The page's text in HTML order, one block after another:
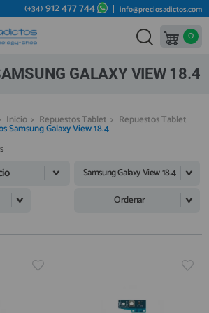
DISPOSITIVOS
(+34) 912 477 744 info@preciosadictos.com
0
GALAXY VIEW 18.4
Inicio > Repuestos Tablet > Repuestos Tablet
Samsung Galaxy View 18.4
Samsung Galaxy View 18.4
Ordenar